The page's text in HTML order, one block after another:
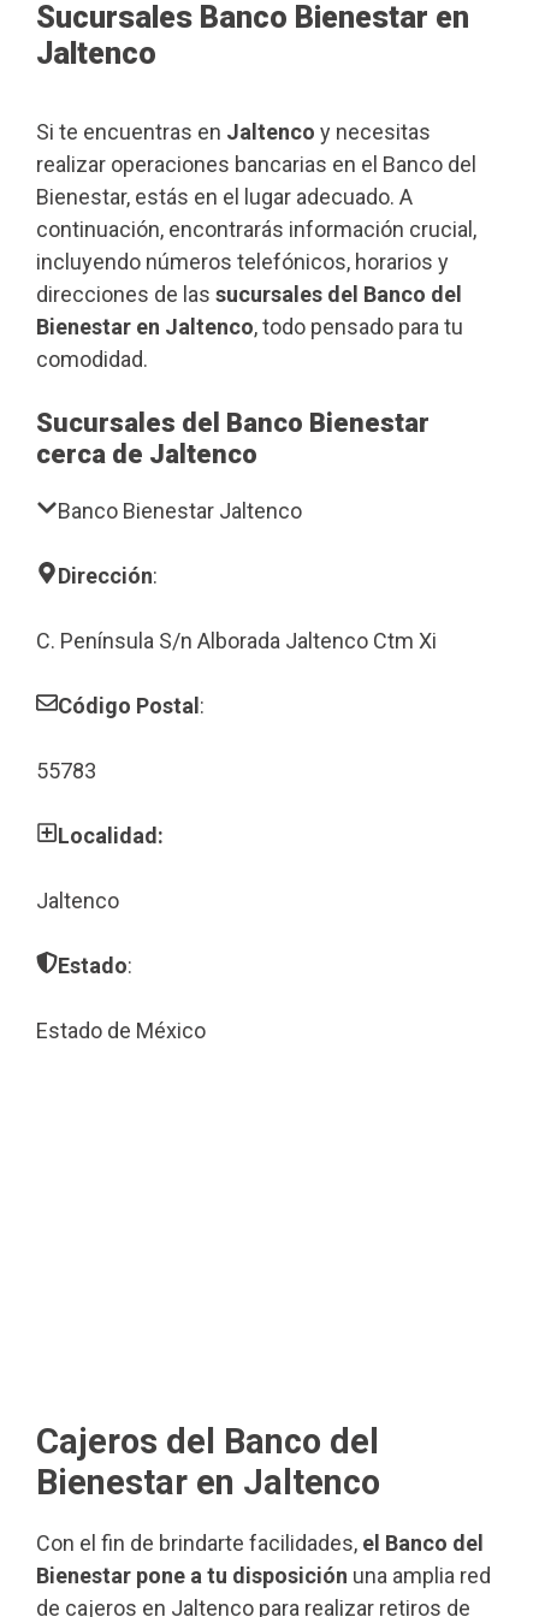
Sucursales Banco Bienestar en
Jaltenco
Si te encuentras en Jaltenco y necesitas
realizar operaciones bancarias en el Banco del
Bienestar, estás en el lugar adecuado. A
continuación, encontrarás información crucial,
incluyendo números telefónicos, horarios y
direcciones de las sucursales del Banco del
Bienestar en Jaltenco, todo pensado para tu
comodidad.
Sucursales del Banco Bienestar
cerca de Jaltenco
Banco Bienestar Jaltenco
Dirección:
C. Península S/n Alborada Jaltenco Ctm Xi
Código Postal:
55783
Localidad:
Jaltenco
Estado:
Estado de México
Cajeros del Banco del
Bienestar en Jaltenco
Con el fin de brindarte facilidades, el Banco del
Bienestar pone a tu disposición una amplia red
de cajeros en Jaltenco para realizar retiros de